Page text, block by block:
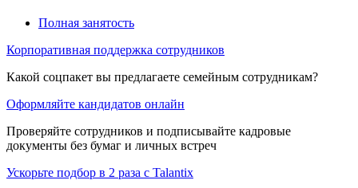
Полная занятость
Корпоративная поддержка сотрудников
Какой соцпакет вы предлагаете семейным сотрудникам?
Оформляйте кандидатов онлайн
Проверяйте сотрудников и подписывайте кадровые
документы без бумаг и личных встреч
Ускорьте подбор в 2 раза с Talantix